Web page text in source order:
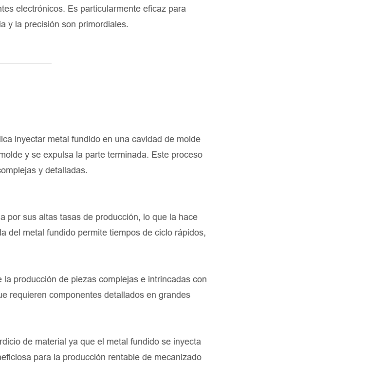
electrónicos. Es particularmente eficaz para
y la precisión son primordiales.
inyectar metal fundido en una cavidad de molde
y se expulsa la parte terminada. Este proceso
y detalladas.
por sus altas tasas de producción, lo que la hace
del metal fundido permite tiempos de ciclo rápidos,
producción de piezas complejas e intrincadas con
requieren componentes detallados en grandes
de material ya que el metal fundido se inyecta
para la producción rentable de mecanizado